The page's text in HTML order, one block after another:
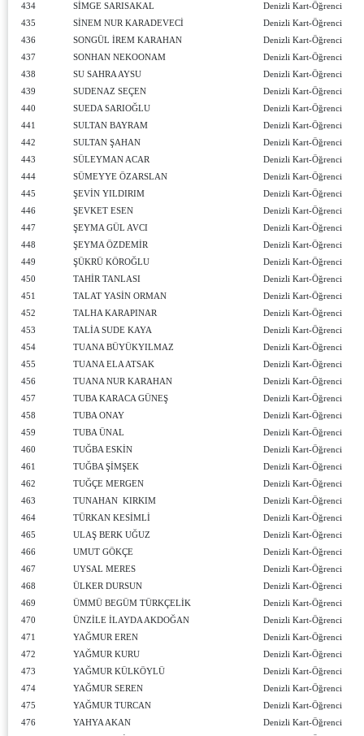
434
SİMGE SARISAKAL
Denizli Kart-Öğrenci
435
SİNEM NUR KARADEVECİ
Denizli Kart-Öğrenci
436
SONGÜL İREM KARAHAN
Denizli Kart-Öğrenci
437
SONHAN NEKOONAM
Denizli Kart-Öğrenci
438
SU SAHRA AYSU
Denizli Kart-Öğrenci
439
SUDENAZ SEÇEN
Denizli Kart-Öğrenci
440
SUEDA SARIOĞLU
Denizli Kart-Öğrenci
441
SULTAN BAYRAM
Denizli Kart-Öğrenci
442
SULTAN ŞAHAN
Denizli Kart-Öğrenci
443
SÜLEYMAN ACAR
Denizli Kart-Öğrenci
444
SÜMEYYE ÖZARSLAN
Denizli Kart-Öğrenci
445
ŞEVİN YILDIRIM
Denizli Kart-Öğrenci
446
ŞEVKET ESEN
Denizli Kart-Öğrenci
447
ŞEYMA GÜL AVCI
Denizli Kart-Öğrenci
448
ŞEYMA ÖZDEMİR
Denizli Kart-Öğrenci
449
ŞÜKRÜ KÖROĞLU
Denizli Kart-Öğrenci
450
TAHİR TANLASI
Denizli Kart-Öğrenci
451
TALAT YASİN ORMAN
Denizli Kart-Öğrenci
452
TALHA KARAPINAR
Denizli Kart-Öğrenci
453
TALİA SUDE KAYA
Denizli Kart-Öğrenci
454
TUANA BÜYÜKYILMAZ
Denizli Kart-Öğrenci
455
TUANA ELA ATSAK
Denizli Kart-Öğrenci
456
TUANA NUR KARAHAN
Denizli Kart-Öğrenci
457
TUBA KARACA GÜNEŞ
Denizli Kart-Öğrenci
458
TUBA ONAY
Denizli Kart-Öğrenci
459
TUBA ÜNAL
Denizli Kart-Öğrenci
460
TUĞBA ESKİN
Denizli Kart-Öğrenci
461
TUĞBA ŞİMŞEK
Denizli Kart-Öğrenci
462
TUĞÇE MERGEN
Denizli Kart-Öğrenci
463
TUNAHAN KIRKIM
Denizli Kart-Öğrenci
464
TÜRKAN KESİMLİ
Denizli Kart-Öğrenci
465
ULAŞ BERK UĞUZ
Denizli Kart-Öğrenci
466
UMUT GÖKÇE
Denizli Kart-Öğrenci
467
UYSAL MERES
Denizli Kart-Öğrenci
468
ÜLKER DURSUN
Denizli Kart-Öğrenci
469
ÜMMÜ BEGÜM TÜRKÇELİK
Denizli Kart-Öğrenci
470
ÜNZİLE İLAYDA AKDOĞAN
Denizli Kart-Öğrenci
471
YAĞMUR EREN
Denizli Kart-Öğrenci
472
YAĞMUR KURU
Denizli Kart-Öğrenci
473
YAĞMUR KÜLKÖYLÜ
Denizli Kart-Öğrenci
474
YAĞMUR SEREN
Denizli Kart-Öğrenci
475
YAĞMUR TURCAN
Denizli Kart-Öğrenci
476
YAHYA AKAN
Denizli Kart-Öğrenci